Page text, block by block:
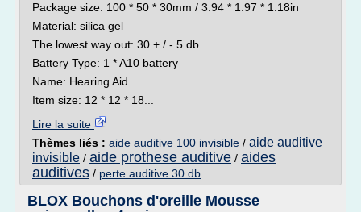
Package size: 100 * 50 * 30mm / 3.94 * 1.97 * 1.18in
Material: silica gel
The lowest way out: 30 + / - 5 db
Battery Type: 1 * A10 battery
Name: Hearing Aid
Item size: 12 * 12 * 18...
Lire la suite
Thèmes liés : aide auditive 100 invisible / aide auditive
invisible / aide prothese auditive / aides
auditives / perte auditive 30 db
BLOX Bouchons d'oreille Mousse